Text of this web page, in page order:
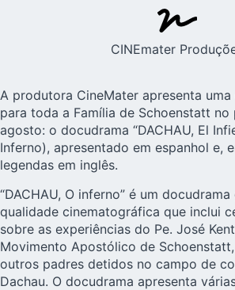
CINEmater
A produtora CineMater apresenta uma
para toda a Família de Schoenstatt
agosto: o docudrama “DACHAU, El
Inferno), apresentado em espanhol e,
legendas em inglês.
“DACHAU, O inferno” é um
qualidade cinematográfica que inclui
sobre as experiências do Pe. José
Movimento Apostólico de
outros padres detidos no campo de
Dachau. O docudrama apresenta